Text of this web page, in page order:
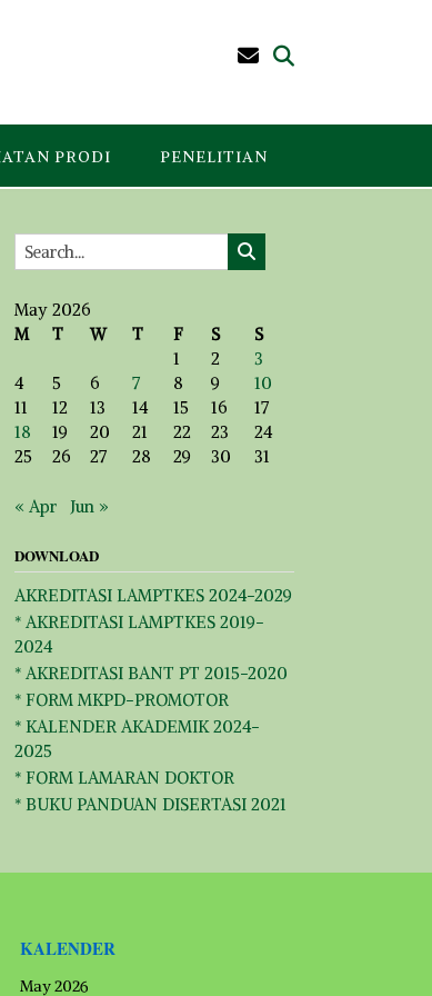
PRODI PENELITIAN
May 2026
M
T W T F S
S
1
2
3
4
5 6 7 8 9
10
11
12 13 14 15 16
17
18
19 20 21 22 23
24
25
26 27 28 29 30 31
« Apr Jun »
DOWNLOAD
AKREDITASI LAMPTKES 2024-2029
* AKREDITASI LAMPTKES 2019-
2024
* AKREDITASI BANT PT 2015-2020
* FORM MKPD-PROMOTOR
* KALENDER AKADEMIK 2024-
2025
* FORM LAMARAN DOKTOR
* BUKU PANDUAN DISERTASI 2021
KALENDER
May 2026